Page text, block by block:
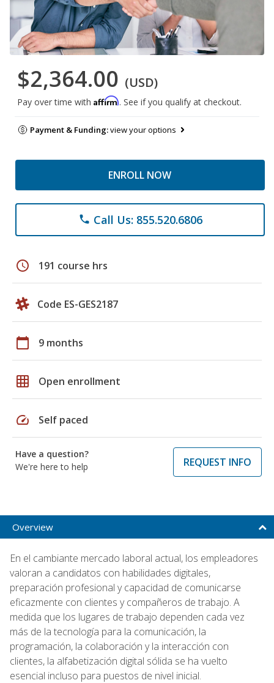
$2,364.00 (USD)
Pay over time with Affirm. See if you qualify at checkout.
Payment & Funding:view your options
ENROLL NOW
phone Call Us: 855.520.6806
schedule 191 course hrs
Code ES-GES2187
calendar_today 9 months
grid_on Open enrollment
speed Self paced
Have a question?
We're here to help
REQUEST INFO
Overview
En el cambiante mercado laboral actual, los empleadores
valoran a candidatos con habilidades digitales,
preparación profesional y capacidad de comunicarse
eficazmente con clientes y compañeros de trabajo. A
medida que los lugares de trabajo dependen cada vez
más de la tecnología para la comunicación, la
programación, la colaboración y la interacción con
clientes, la alfabetización digital sólida se ha vuelto
esencial incluso para puestos de nivel inicial.